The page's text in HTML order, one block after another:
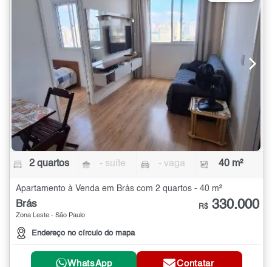
2 quartos - suíte - vaga 40 m²
Apartamento à Venda em Brás com 2 quartos - 40 m²
Brás
Zona Leste - São Paulo
Endereço no círculo do mapa
R$ 330.000
WhatsApp Contatar